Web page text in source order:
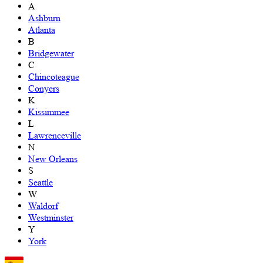
A
Ashburn
Atlanta
B
Bridgewater
C
Chincoteague
Conyers
K
Kissimmee
L
Lawrenceville
N
New Orleans
S
Seattle
W
Waldorf
Westminster
Y
York